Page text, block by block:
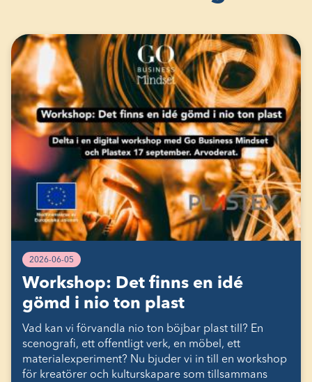
2026-06-05
Workshop: Det finns en idé
gömd i nio ton plast
Vad kan vi förvandla nio ton böjbar plast till? En
scenografi, ett offentligt verk, en möbel, ett
materialexperiment? Nu bjuder vi in till en workshop
för kreatörer och kulturskapare som tillsammans